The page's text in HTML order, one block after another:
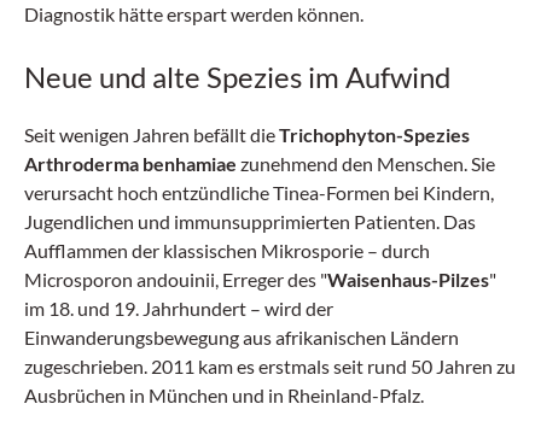
Diagnostik hätte erspart werden können.
Neue und alte Spezies im Aufwind
Seit wenigen Jahren befällt dieTrichophyton-Spezies
Arthroderma benhamiae zunehmend den Menschen. Sie
verursacht hoch entzündliche Tinea-Formen bei Kindern,
Jugendlichen und immunsupprimierten Patienten. Das
Aufflammen der klassischen Mikrosporie – durch
Microsporon andouinii, Erreger des "Waisenhaus-Pilzes"
im 18. und 19. Jahrhundert – wird der
Einwanderungsbewegung aus afrikanischen Ländern
zugeschrieben. 2011 kam es erstmals seit rund 50 Jahren zu
Ausbrüchen in München und in Rheinland-Pfalz.